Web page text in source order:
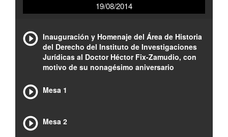
19/08/2014
Inauguración y Homenaje del Área de Historia
del Derecho del Instituto de Investigaciones
Jurídicas al Doctor Héctor Fix-Zamudio, con
motivo de su nonagésimo aniversario
Mesa 1
Mesa 2